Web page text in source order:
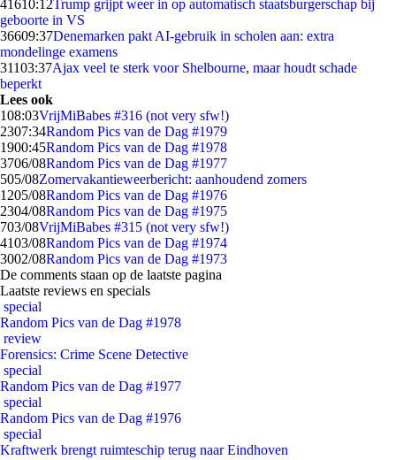
41610:12Trump grijpt weer in op automatisch staatsburgerschap bij
geboorte in VS
36609:37Denemarken pakt AI-gebruik in scholen aan: extra
mondelinge examens
31103:37Ajax veel te sterk voor Shelbourne, maar houdt schade
beperkt
Lees ook
108:03VrijMiBabes #316 (not very sfw!)
2307:34Random Pics van de Dag #1979
1900:45Random Pics van de Dag #1978
3706/08Random Pics van de Dag #1977
505/08Zomervakantieweerbericht: aanhoudend zomers
1205/08Random Pics van de Dag #1976
2304/08Random Pics van de Dag #1975
703/08VrijMiBabes #315 (not very sfw!)
4103/08Random Pics van de Dag #1974
3002/08Random Pics van de Dag #1973
De comments staan op de laatste pagina
Laatste reviews en specials
special
Random Pics van de Dag #1978
review
Forensics: Crime Scene Detective
special
Random Pics van de Dag #1977
special
Random Pics van de Dag #1976
special
Kraftwerk brengt ruimteschip terug naar Eindhoven